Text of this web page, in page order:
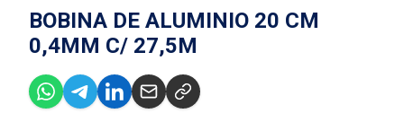
BOBINA DE ALUMINIO 20 CM
0,4MM C/ 27,5M